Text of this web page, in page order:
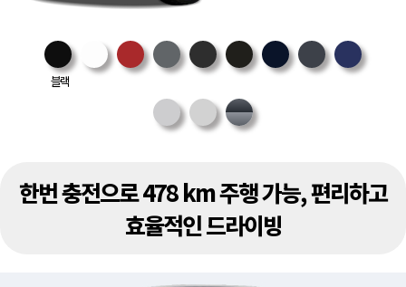
블랙
한번 충전으로 478 km 주행 가능, 편리하고
효율적인 드라이빙